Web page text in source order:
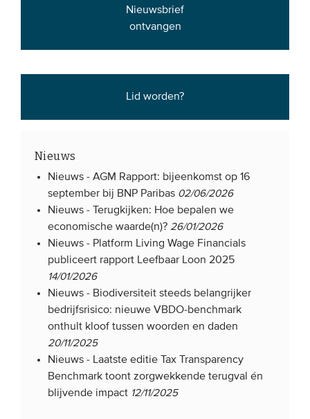
Nieuwsbrief
ontvangen
Lid worden?
Nieuws
Nieuws -AGM Rapport: bijeenkomst op 16
september bij BNP Paribas 02/06/2026
Nieuws -
Terugkijken: Hoe bepalen we
economische waarde(n)? 26/01/2026
Nieuws - Platform Living Wage Financials
publiceert rapport Leefbaar Loon 2025
14/01/2026
Nieuws - Biodiversiteit steeds belangrijker
bedrijfsrisico: nieuwe VBDO-benchmark
onthult kloof tussen woorden en daden
20/11/2025
Nieuws - Laatste editie Tax Transparency
Benchmark toont zorgwekkende terugval én
blijvende impact 12/11/2025